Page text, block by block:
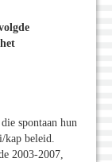
spontaan hun
kap beleid.
2003-2007,